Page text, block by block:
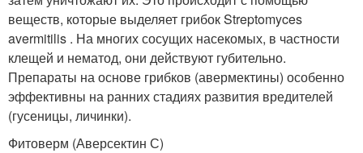
веществ, которые выделяет грибок Streptomyces
avermitilis . На многих сосущих насекомых, в частности
клещей и нематод, они действуют губительно.
Препараты на основе грибков (авермектины) особенно
эффективны на ранних стадиях развития вредителей
(гусеницы, личинки).
Фитоверм (Аверсектин С)